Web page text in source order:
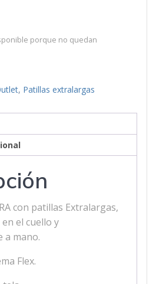
porque no quedan
, Patillas extralargas
con patillas Extralargas,
el cuello y
a mano.
Flex.